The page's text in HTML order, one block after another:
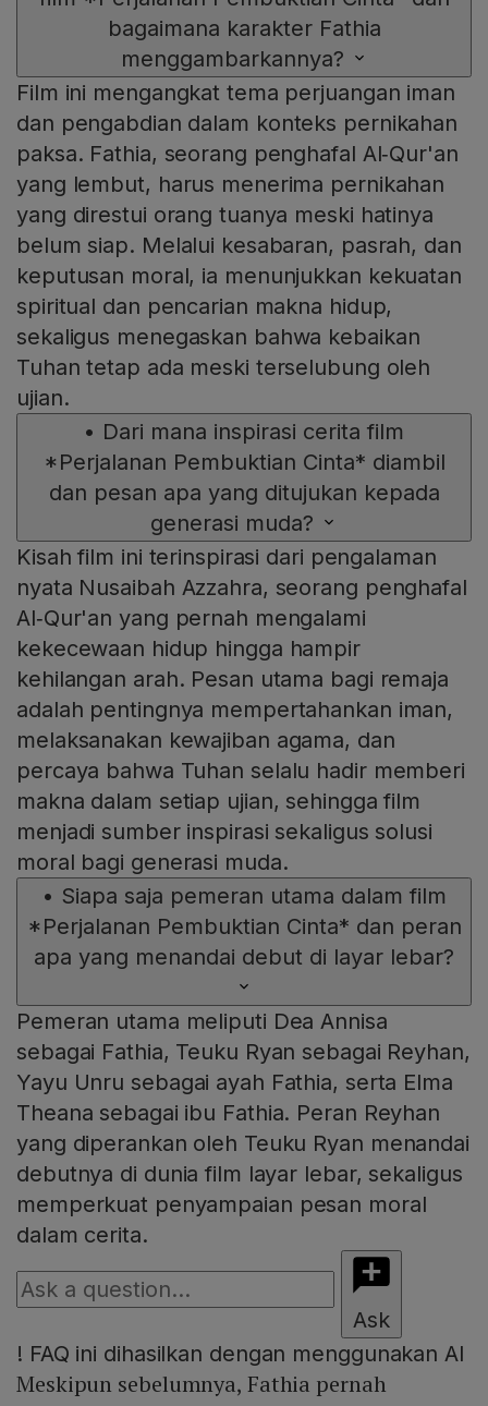
bagaimana karakter Fathia
menggambarkannya?
Film ini mengangkat tema perjuangan iman
dan pengabdian dalam konteks pernikahan
paksa. Fathia, seorang penghafal Al‑Qur'an
yang lembut, harus menerima pernikahan
yang direstui orang tuanya meski hatinya
belum siap. Melalui kesabaran, pasrah, dan
keputusan moral, ia menunjukkan kekuatan
spiritual dan pencarian makna hidup,
sekaligus menegaskan bahwa kebaikan
Tuhan tetap ada meski terselubung oleh
ujian.
• Dari mana inspirasi cerita film
*Perjalanan Pembuktian Cinta* diambil
dan pesan apa yang ditujukan kepada
generasi muda?
Kisah film ini terinspirasi dari pengalaman
nyata Nusaibah Azzahra, seorang penghafal
Al‑Qur'an yang pernah mengalami
kekecewaan hidup hingga hampir
kehilangan arah. Pesan utama bagi remaja
adalah pentingnya mempertahankan iman,
melaksanakan kewajiban agama, dan
percaya bahwa Tuhan selalu hadir memberi
makna dalam setiap ujian, sehingga film
menjadi sumber inspirasi sekaligus solusi
moral bagi generasi muda.
• Siapa saja pemeran utama dalam film
*Perjalanan Pembuktian Cinta* dan peran
apa yang menandai debut di layar lebar?
Pemeran utama meliputi Dea Annisa
sebagai Fathia, Teuku Ryan sebagai Reyhan,
Yayu Unru sebagai ayah Fathia, serta Elma
Theana sebagai ibu Fathia. Peran Reyhan
yang diperankan oleh Teuku Ryan menandai
debutnya di dunia film layar lebar, sekaligus
memperkuat penyampaian pesan moral
dalam cerita.
Ask
! FAQ ini dihasilkan dengan menggunakan AI
Meskipun sebelumnya, Fathia pernah